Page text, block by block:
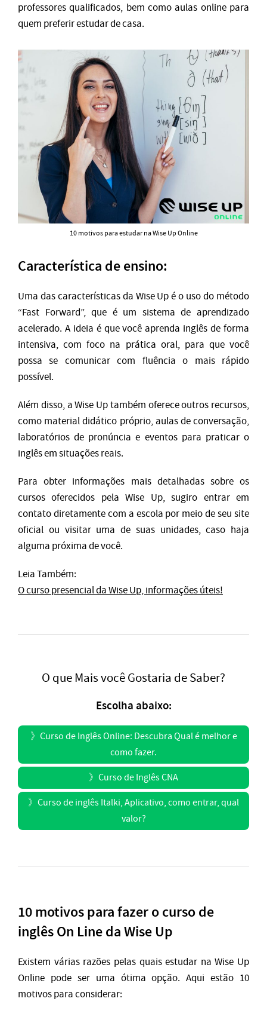
professores qualificados, bem como aulas online para
quem preferir estudar de casa.
10 motivos para estudar na Wise Up Online
Característica de ensino:
Uma das características da Wise Up é o uso do método
“Fast Forward”, que é um sistema de aprendizado
acelerado. A ideia é que você aprenda inglês de forma
intensiva, com foco na prática oral, para que você
possa se comunicar com fluência o mais rápido
possível.
Além disso, a Wise Up também oferece outros recursos,
como material didático próprio, aulas de conversação,
laboratórios de pronúncia e eventos para praticar o
inglês em situações reais.
Para obter informações mais detalhadas sobre os
cursos oferecidos pela Wise Up, sugiro entrar em
contato diretamente com a escola por meio de seu site
oficial ou visitar uma de suas unidades, caso haja
alguma próxima de você.
Leia Também:
O curso presencial da Wise Up, informações úteis!
O que Mais você Gostaria de Saber?
Escolha abaixo:
》 Curso de Inglês Online: Descubra Qual é melhor e
como fazer.
》 Curso de Inglês CNA
》 Curso de inglês Italki, Aplicativo, como entrar, qual
valor?
10 motivos para fazer o curso de
inglês On Line da Wise Up
Existem várias razões pelas quais estudar na Wise Up
Online pode ser uma ótima opção. Aqui estão 10
motivos para considerar: